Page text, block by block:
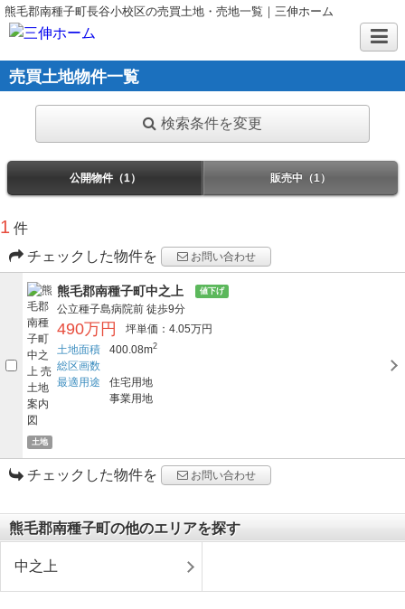
熊毛郡南種子町長谷小校区の売買土地・売地一覧｜三伸ホーム
売買土地物件一覧
検索条件を変更
公開物件（1） 販売中（1）
1 件
チェックした物件を
お問い合わせ
土地
熊毛郡南種子町中之上 値下げ
公立種子島病院前 徒歩9分
490万円
坪単価：4.05万円
土地面積
400.08m2
総区画数
最適用途
住宅用地
事業用地
チェックした物件を お問い合わせ
熊毛郡南種子町の他のエリアを探す
中之上